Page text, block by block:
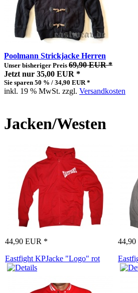
Poolmann Strickjacke Herren
Unser bisheriger Preis 69,90 EUR *
Jetzt nur 35,00 EUR *
Sie sparen 50 % / 34,90 EUR *
inkl. 19 % MwSt. zzgl. Versandkosten
Jacken/Westen
44,90 EUR *
Eastfight KPJacke "Logo" rot